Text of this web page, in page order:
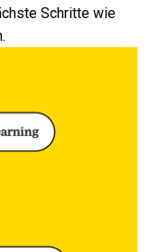
Schritte wie